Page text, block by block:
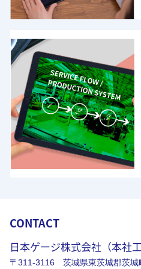
CONTACT
日本ゲージ株式会社（本社工
〒311-3116 茨城県東茨城郡茨城